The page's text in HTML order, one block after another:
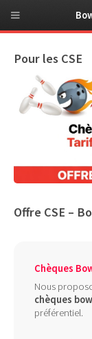
Pour les CSE
Offre CSE –
Chèques
Nous
chèques
préférentiel.